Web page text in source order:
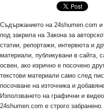
Съдържанието на 24shumen.com и
под закрила на Закона за
статии, репортажи, интервюта и
материали, публикувани в сайта,
освен, ако изрично е посочено
текстови материали само след
посочване на източника и
Използването на графични и
24shumen.com е строго